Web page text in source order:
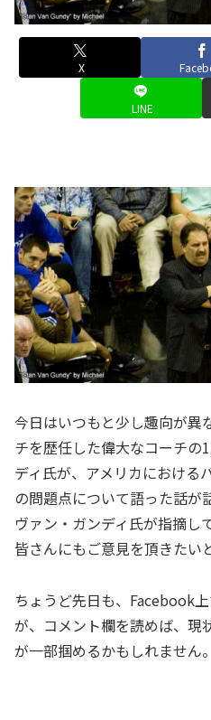
X
LINE
今日はいつもと少し趣向が異
チを歴任した偉大なコーチの
ディ氏が、アメリカにおける
の問題点について語った話が
ヴァン・ガンディ氏が指摘し
皆さんにもご意見を頂きたい
ちょうど先日も、Facebook
が、コメント欄を読めば、現
が一部掴めるかもしれません。